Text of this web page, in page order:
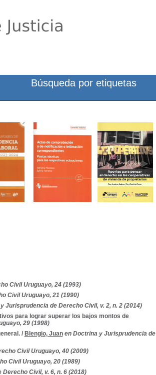
Civil Uruguayo, 24 (1993)
Civil Uruguayo, 21 (1990)
Jurisprudencia de Derecho Civil, v. 2, n. 2 (2014)
para lograr superar los bajos montos de
29 (1998)
/ Blengio, Juan en Doctrina y Jurisprudencia de
Civil Uruguayo, 40 (2009)
Civil Uruguayo, 20 (1989)
Civil, v. 6, n. 6 (2018)
Búsqueda por etiquetas